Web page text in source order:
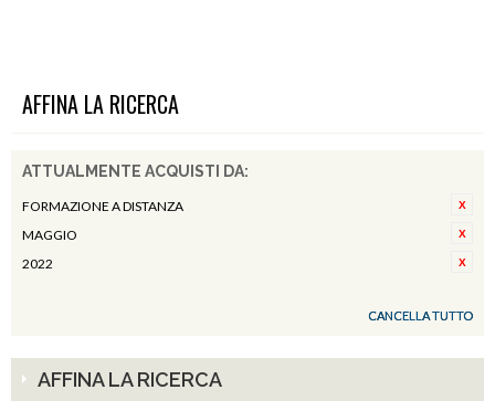
AFFINA LA RICERCA
ATTUALMENTE ACQUISTI DA:
FORMAZIONE A DISTANZA
MAGGIO
2022
CANCELLA TUTTO
AFFINA LA RICERCA